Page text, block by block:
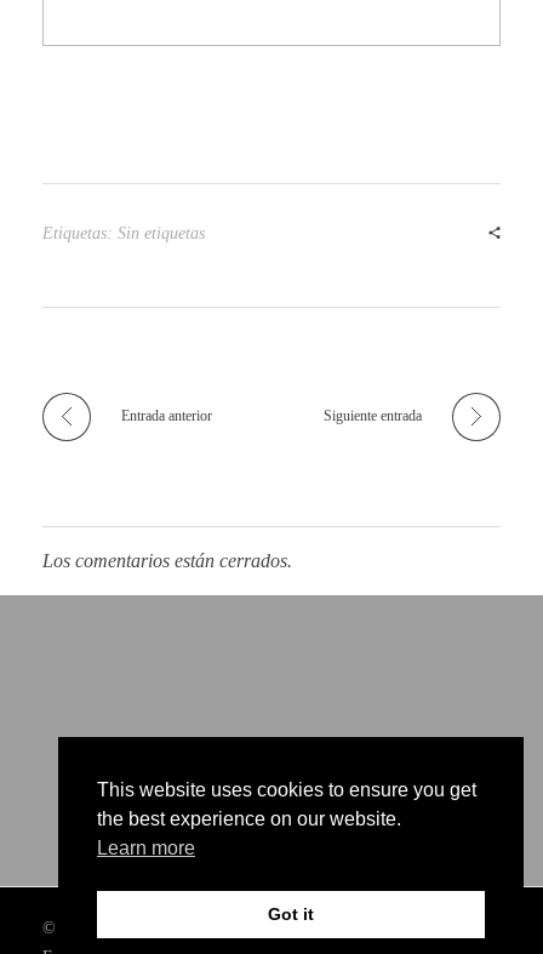
Etiquetas: Sin etiquetas
Entrada anterior Siguiente entrada
Los comentarios están cerrados.
© 2026 Company. All rights reserved. info@concuerpos.com
This website uses cookies to ensure you get
the best experience on our website.
Learn more
Got it